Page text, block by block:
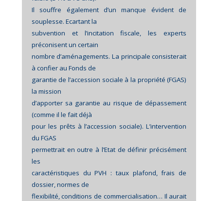
Il souffre également d’un manque évident de
souplesse. Ecartant la
subvention et l’incitation fiscale, les experts
préconisent un certain
nombre d’aménagements. La principale consisterait
à confier au Fonds de
garantie de l’accession sociale à la propriété (FGAS)
la mission
d’apporter sa garantie au risque de dépassement
(comme il le fait déjà
pour les prêts à l’accession sociale). L’intervention
du FGAS
permettrait en outre à l’Etat de définir précisément
les
caractéristiques du PVH : taux plafond, frais de
dossier, normes de
flexibilité, conditions de commercialisation… Il aurait